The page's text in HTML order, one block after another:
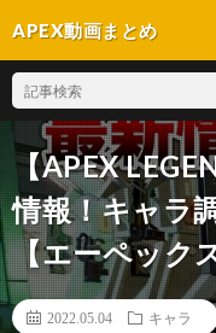
APEX動画まとめ
【APEX
情報！キャラ
【エーペック
2022.05.04 キャラ